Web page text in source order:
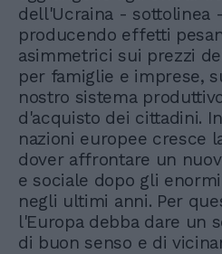
dell'Ucraina - sottolinea
producendo effetti
asimmetrici sui prezzi
per famiglie e imprese,
nostro sistema
d'acquisto dei cittadini.
nazioni europee cresce
dover affrontare un
e sociale dopo gli
negli ultimi anni. Per
l'Europa debba dare un
di buon senso e di